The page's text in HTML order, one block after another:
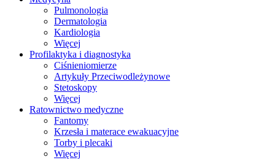
Pulmonologia
Dermatologia
Kardiologia
Więcej
Profilaktyka i diagnostyka
Ciśnieniomierze
Artykuły Przeciwodleżynowe
Stetoskopy
Więcej
Ratownictwo medyczne
Fantomy
Krzesła i materace ewakuacyjne
Torby i plecaki
Więcej